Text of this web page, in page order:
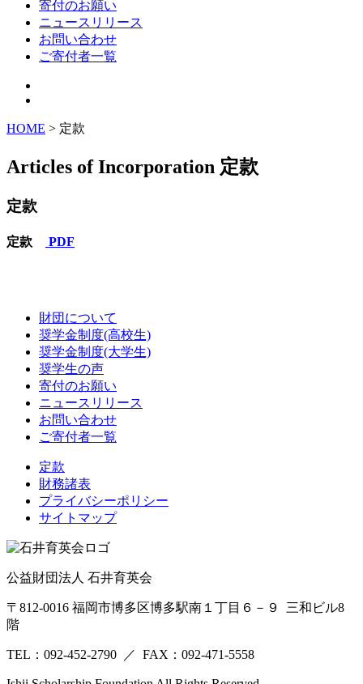
寄付のお願い
ニュースリリース
お問い合わせ
ご寄付者一覧
HOME > 定款
Articles of Incorporation 定款
定款
定款 PDF
財団について
奨学金制度(高校生)
奨学金制度(大学生)
奨学生の声
寄付のお願い
ニュースリリース
お問い合わせ
ご寄付者一覧
定款
財務諸表
プライバシーポリシー
サイトマップ
公益財団法人 石井育英会
〒812-0016 福岡市博多区博多駅南１丁目６－９ 三和ビル8
階
TEL：092-452-2790 ／ FAX：092-471-5558